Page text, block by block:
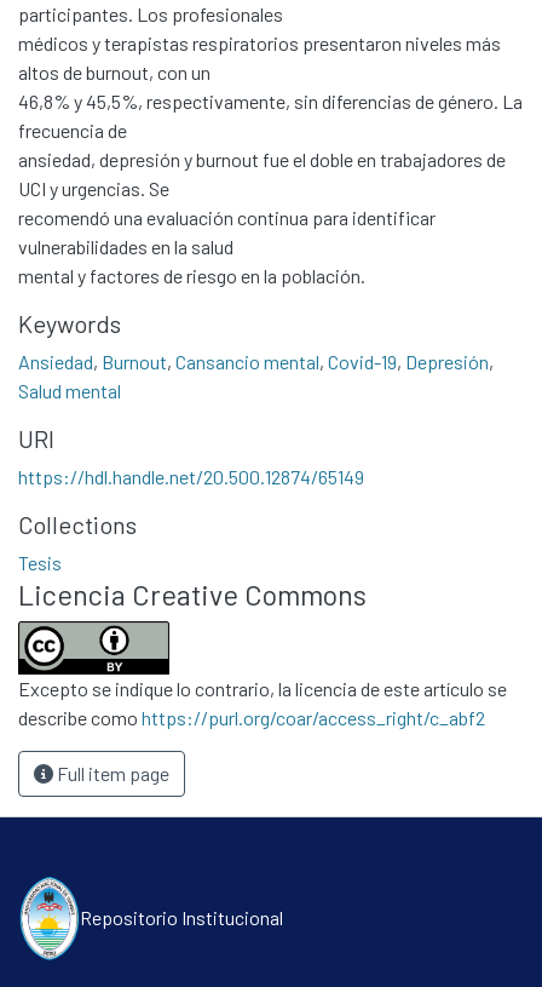
Communities & Collections
All of DSpace
Statistics
participantes. Los profesionales
médicos y terapistas respiratorios presentaron niveles más
altos de burnout, con un
46,8% y 45,5%, respectivamente, sin diferencias de género. La
frecuencia de
ansiedad, depresión y burnout fue el doble en trabajadores de
UCI y urgencias. Se
recomendó una evaluación continua para identificar
vulnerabilidades en la salud
mental y factores de riesgo en la población.
Keywords
Ansiedad, Burnout, Cansancio mental, Covid-19, Depresión,
Salud mental
URI
https://hdl.handle.net/20.500.12874/65149
Collections
Tesis
Licencia Creative Commons
Excepto se indique lo contrario, la licencia de este artículo se
describe como https://purl.org/coar/access_right/c_abf2
Full item page
Repositorio Institucional